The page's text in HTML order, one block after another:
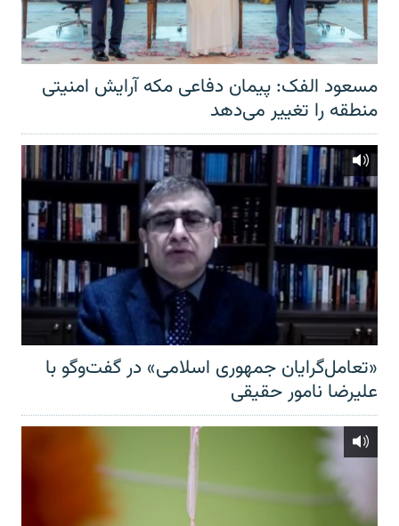
مسعود الفک: پیمان دفاعی مکه آرایش امنیتی
منطقه را تغییر می‌دهد
«تعامل‌گرایان جمهوری اسلامی» در گفت‌وگو با
علیرضا نامور حقیقی